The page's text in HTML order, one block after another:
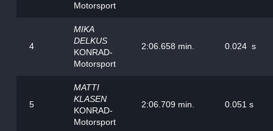
Motorsport
4
MIKA
DELKUS
KONRAD-
Motorsport
2:06.658 min. 0.024 s
5
MATTI
KLASEN
KONRAD-
Motorsport
2:06.709 min. 0.051 s